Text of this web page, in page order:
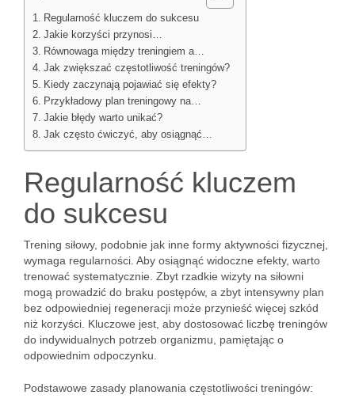
Regularność kluczem do sukcesu
Jakie korzyści przynosi…
Równowaga między treningiem a…
Jak zwiększać częstotliwość treningów?
Kiedy zaczynają pojawiać się efekty?
Przykładowy plan treningowy na…
Jakie błędy warto unikać?
Jak często ćwiczyć, aby osiągnąć…
Regularność kluczem
do sukcesu
Trening siłowy, podobnie jak inne formy aktywności fizycznej,
wymaga regularności. Aby osiągnąć widoczne efekty, warto
trenować systematycznie. Zbyt rzadkie wizyty na siłowni
mogą prowadzić do braku postępów, a zbyt intensywny plan
bez odpowiedniej regeneracji może przynieść więcej szkód
niż korzyści. Kluczowe jest, aby dostosować liczbę treningów
do indywidualnych potrzeb organizmu, pamiętając o
odpowiednim odpoczynku.
Podstawowe zasady planowania częstotliwości treningów: